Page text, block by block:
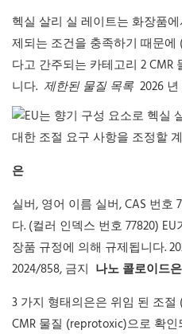
헥실 살리 실 레이트는 화장품
제되는 조건을 충족하기 때문에
다고 간주되는 카테고리 2 CMR
니다. 제한된 물질 목록 2026
은
실버, 영어 이름 실버, CAS 번호
다. (컬러 인덱스 번호 77820)
장품 규정에 의해 규제됩니다.
2024/858, 금지 나노 콜로이드
3 가지 형태의은은 위임 된 조절
CMR 물질 (reprotoxic)으로 확인